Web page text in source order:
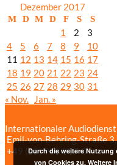
Dezember 2017
M D M D F S S
1 2
3
4
5 6 7 8 9
10
11 12 13 14 15 16 17
18 19 20 21 22 23 24
25 26 27 28 29 30 31
« Nov.
Jan. »
Internationaler
Emil‑von‑Behring‑Straße
+49 (69) 958 037‑0
Impressum/
Durch die weitere Nutzung
von Cookies zu.Weitere